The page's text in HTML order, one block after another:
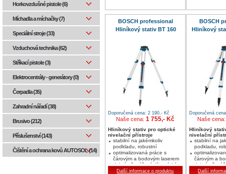
BOSCH professional
Hliníkový stativ BT 160
Doporučená cena: 2 190,- Kč
Naše cena: 1 755,- Kč
Hliníkový stativ pro optické
nivelační přístroje
stabilní na jakémkoliv
podkladu, robustní
optimalizovaná práce s
čárovým a bodovým laserem
dobré přenášení díky nízké
hmotnosti
Další informace o produktu
BOSCH
Hliníkový
Doporučená
Naše
Hliníkový
nivelační
stabilní na
podkladu,
čárovým a
dobré
hmotnosti
Další
Horkovzdušné pistole (6)
Míchadla a míchačky (7)
Speciální stroje (33)
Vzduchová technika (62)
Stříkací pistole (3)
Elektrocentrály - generátory (0)
Čerpadla (35)
Zahradní nářadí (38)
Brusivo (212)
Příslušenství (143)
Čištění a ochrana kovů AUTOSOL (14)